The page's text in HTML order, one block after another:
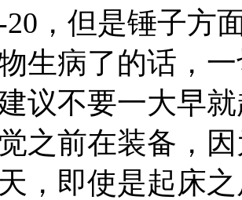
20，但是锤子方
生病了的话，
议不要一大早
之前在装备，
，即使是起床